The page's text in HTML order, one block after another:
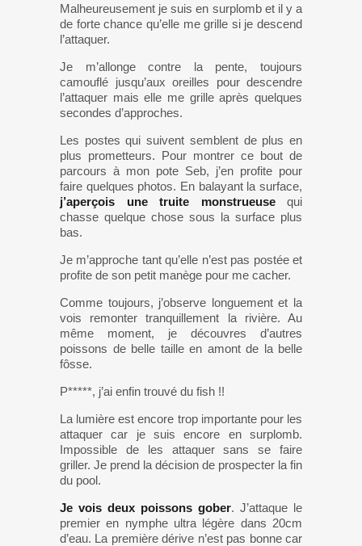
Malheureusement je suis en surplomb et il y a
de forte chance qu’elle me grille si je descend
l’attaquer.
Je m’allonge contre la pente, toujours
camouflé jusqu’aux oreilles pour descendre
l’attaquer mais elle me grille après quelques
secondes d’approches.
Les postes qui suivent semblent de plus en
plus prometteurs. Pour montrer ce bout de
parcours à mon pote Seb, j’en profite pour
faire quelques photos. En balayant la surface,
j’aperçois une truite monstrueusequi
chasse quelque chose sous la surface plus
bas.
Je m’approche tant qu’elle n’est pas postée et
profite de son petit manège pour me cacher.
Comme toujours, j’observe longuement et la
vois remonter tranquillement la rivière. Au
même moment, je découvres d’autres
poissons de belle taille en amont de la belle
fôsse.
P*****, j’ai enfin trouvé du fish !!
La lumière est encore trop importante pour les
attaquer car je suis encore en surplomb.
Impossible de les attaquer sans se faire
griller. Je prend la décision de prospecter la fin
du pool.
Je vois deux poissons gober. J’attaque le
premier en nymphe ultra légère dans 20cm
d’eau. La première dérive n’est pas bonne car